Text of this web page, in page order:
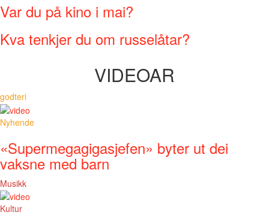
Var du på kino i mai?
Kva tenkjer du om russelåtar?
VIDEOAR
godteri
Nyhende
«Supermegagigasjefen» byter ut dei
vaksne med barn
Musikk
Kultur